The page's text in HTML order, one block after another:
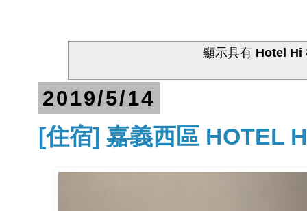
顯示具有 Hotel Hi
2019/5/14
[住宿] 嘉義西區 HOTEL